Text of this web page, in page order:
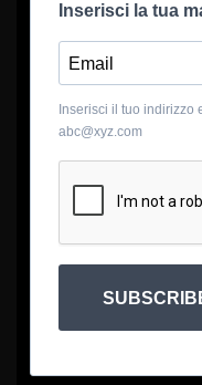
Inserisci la tua
Inserisci il tuo indirizzo
abc@xyz.com